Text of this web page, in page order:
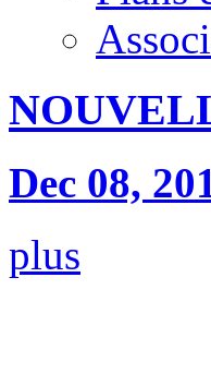
Dec 08,
plus